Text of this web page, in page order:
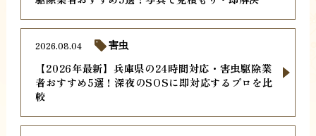
【2026年最新】兵庫県の24時間対応・害虫駆除業
者おすすめ5選！深夜のSOSに即対応するプロを比
較
2026.08.04 害虫